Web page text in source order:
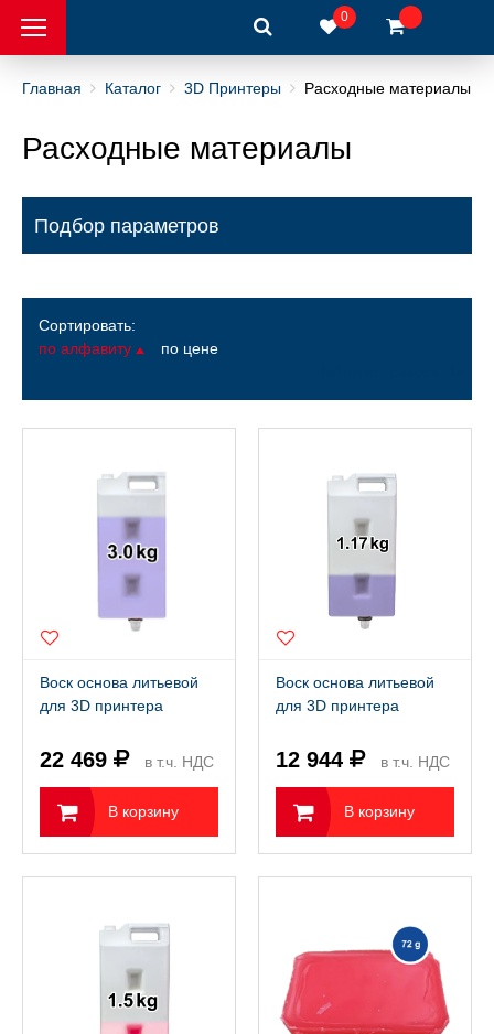
инструмент
и пресс форма
обработка
0
Главная Каталог 3D Принтеры Расходные материалы
Расходные материалы
Подбор параметров
Сортировать:
по алфавиту
по цене
Воск основа литьевой
для 3D принтера
(3,0 кг)
22 469 в т.ч. НДС
В корзину
Воск основа литьевой
для 3D принтера
(1,17 кг)
12 944 в т.ч. НДС
В корзину